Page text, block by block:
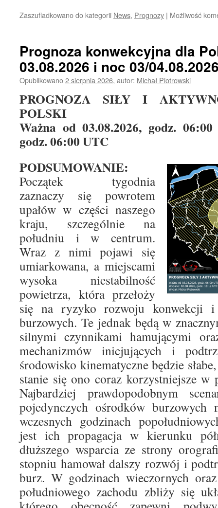
Zaszufladkowano do kategorii News, Prognozy | Możliwość
Prognoza konwekcyjna dla
03.08.2026 i noc 03/
Opublikowano2 sierpnia 2026, autor: Michał Piotrowski
PROGNOZA SIŁY I
POLSKI
Ważna od 03.08.2026, godz.
godz. 06:00 UTC
PODSUMOWANIE:
Początek tygodnia
zaznaczy się powrotem
upałów w części naszego
kraju, szczególnie na
południu i w centrum.
Wraz z nimi pojawi się
umiarkowana, a miejscami
wysoka niestabilność
powietrza, która przełoży
się na ryzyko rozwoju konwekcji
burzowych. Te jednak będą w
silnymi czynnikami hamującymi
mechanizmów inicjujących i
środowisko kinematyczne będzie
stanie się ono coraz korzystniejsze w
Najbardziej prawdopodobnym
pojedynczych ośrodków burzowych
wczesnych godzinach
jest ich propagacja w kierunku
dłuższego wsparcia ze strony
stopniu hamował dalszy rozwój i
burz. W godzinach wieczornych
południowego zachodu zbliży się